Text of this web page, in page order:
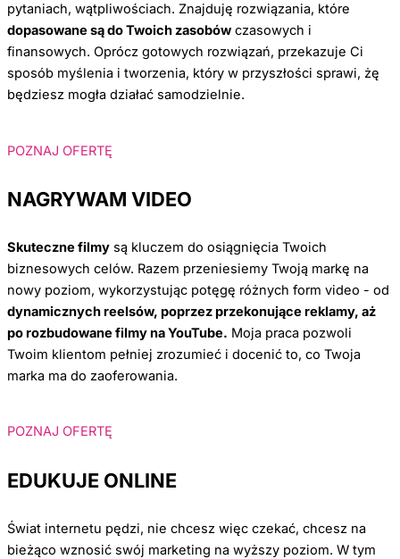
pytaniach, wątpliwościach. Znajduję rozwiązania, które
dopasowane są do Twoich zasobów czasowych i
finansowych. Oprócz gotowych rozwiązań, przekazuje Ci
sposób myślenia i tworzenia, który w przyszłości sprawi, żę
będziesz mogła działać samodzielnie.
POZNAJ OFERTĘ
NAGRYWAM VIDEO
Skuteczne filmy są kluczem do osiągnięcia Twoich
biznesowych celów. Razem przeniesiemy Twoją markę na
nowy poziom, wykorzystując potęgę różnych form video - od
dynamicznych reelsów, poprzez przekonujące reklamy, aż
po rozbudowane filmy na YouTube. Moja praca pozwoli
Twoim klientom pełniej zrozumieć i docenić to, co Twoja
marka ma do zaoferowania.
POZNAJ OFERTĘ
EDUKUJE ONLINE
Świat internetu pędzi, nie chcesz więc czekać, chcesz na
bieżąco wznosić swój marketing na wyższy poziom. W tym